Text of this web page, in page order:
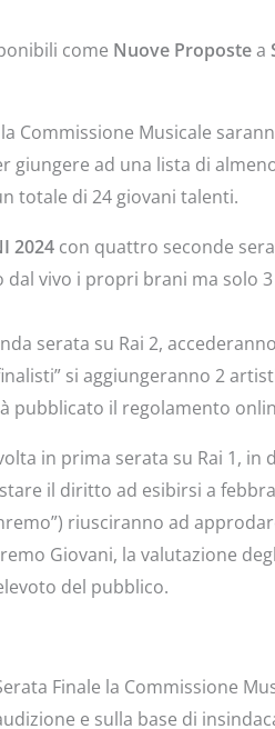
come Nuove Propostea
Commissione Musicale
ad una lista di
totale di 24 giovani talenti.
2024 con quattro seconde
vivo i propri brani ma solo
serata su Rai 2,
si aggiungeranno 2
pubblicato il regolamento
in prima serata su Rai 1, in
il diritto ad esibirsi a
riusciranno ad
Giovani, la valutazione
del pubblico.
Finale la Commissione
e sulla base di